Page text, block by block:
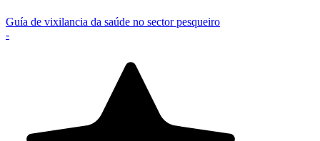
Guía de vixilancia da saúde no sector pesqueiro
-